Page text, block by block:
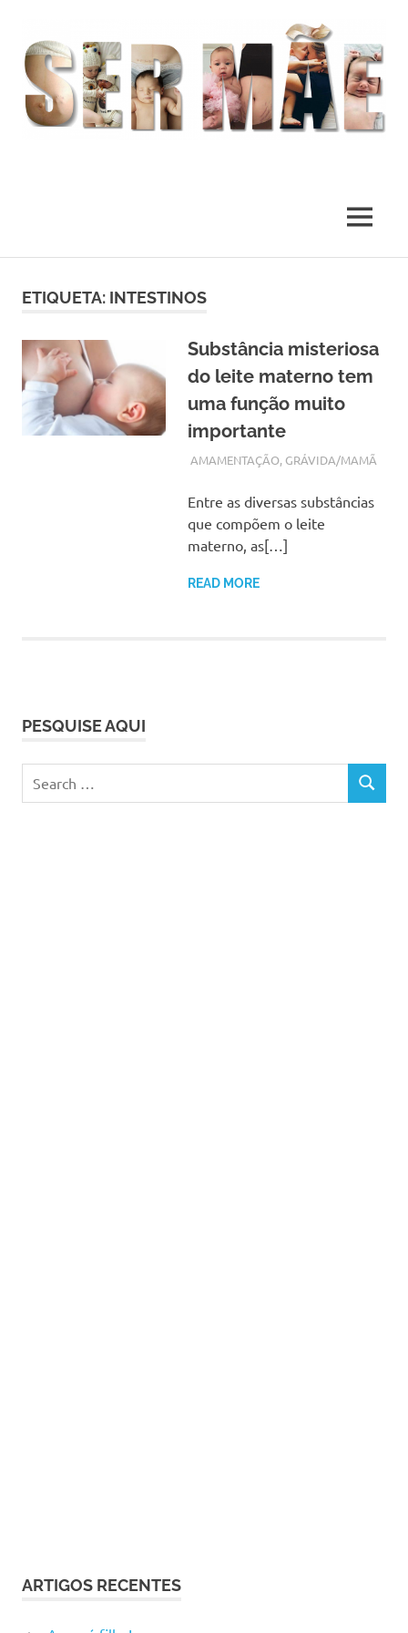
MENU
ETIQUETA: INTESTINOS
Substância misteriosa
do leite materno tem
uma função muito
importante
OUTUBRO 22, 2017
ADMIN
AMAMENTAÇÃO, GRÁVIDA/MAMÃ
Entre as diversas substâncias
que compõem o leite
materno, as[…]
READ MORE
PESQUISE AQUI
for:
SEARCH
ARTIGOS RECENTES